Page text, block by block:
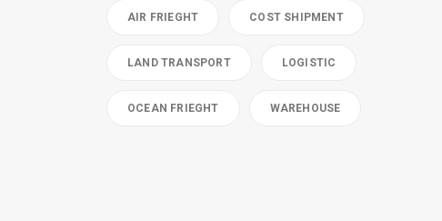
AIR FRIEGHT COST SHIPMENT
LAND TRANSPORT LOGISTIC
OCEAN FRIEGHT WAREHOUSE